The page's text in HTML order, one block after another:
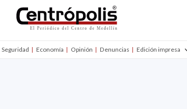
Seguridad Economía Opinión Denuncias Edición impresa